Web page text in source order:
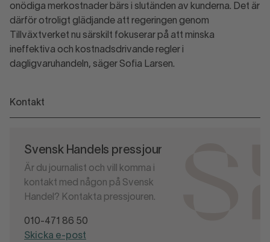
onödiga merkostnader bärs i slutänden av kunderna. Det är
därför otroligt glädjande att regeringen genom
Tillväxtverket nu särskilt fokuserar på att minska
ineffektiva och kostnadsdrivande regler i
dagligvaruhandeln, säger Sofia Larsen.
Kontakt
Svensk Handels pressjour
Är du journalist och vill komma i
kontakt med någon på Svensk
Handel? Kontakta pressjouren.
010-471 86 50
Skicka e-post